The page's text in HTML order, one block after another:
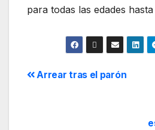
para todas las edades
Arrear tras el parón